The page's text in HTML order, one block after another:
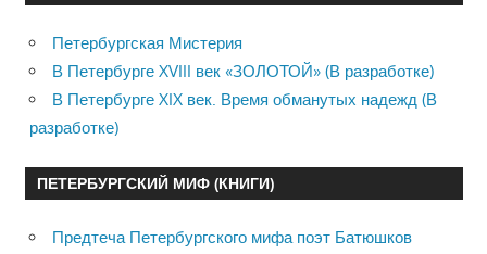
Петербургская Мистерия
В Петербурге XVIII век «ЗОЛОТОЙ» (В разработке)
В Петербурге XIX век. Время обманутых надежд (В
разработке)
ПЕТЕРБУРГСКИЙ МИФ (КНИГИ)
Предтеча Петербургского мифа поэт Батюшков